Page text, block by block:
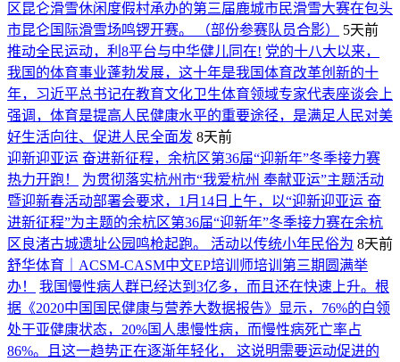
区昆仑滑雪休闲度假村承办的第三届鹿城市民滑雪大赛在包头
市昆仑国际滑雪场鸣锣开赛。 （部份参赛队员合影）
5天前
推动全民运动，利8平台与中华健儿同在! 党的十八大以来，
我国的体育事业蓬勃发展，这十年是我国体育改革创新的十
年，习近平总书记在教育文化卫生体育领域专家代表座谈会上
强调，体育是提高人民健康水平的重要途径，是满足人民对美
好生活向往、促进人民全面发 8天前
迎新迎亚运 奋进新征程，余杭区第36届“迎新年”冬季接力赛
热力开跑！
为贯彻落实杭州市“我爱杭州 奉献亚运”主题活动
暨迎新春活动部署会要求，1月14日上午，以“迎新迎亚运 奋
进新征程”为主题的余杭区第36届“迎新年”冬季接力赛在余杭
区良渚古城遗址公园鸣枪起跑。 活动以传统小年民俗为 8天前
舒华体育｜ACSM-CASM中文EP培训师培训第三期圆满举
办！
我国慢性病人群已经达到3亿多，而且还在快速上升。根
据《2020中国国民健康与营养大数据报告》显示，76%的白领
处于亚健康状态，20%国人患慢性病，而慢性病死亡率占
86%。且这一趋势正在逐渐年轻化， 这说明需要运动促进的